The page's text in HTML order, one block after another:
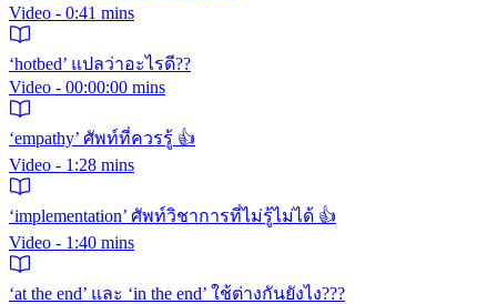
Video - 0:41 mins
‘hotbed’ แปลว่าอะไรดี??
Video - 00:00:00 mins
‘empathy’ ศัพท์ที่ควรรู้ 👍
Video - 1:28 mins
‘implementation’ ศัพท์วิชาการที่ไม่รู้ไม่ได้ 👍
Video - 1:40 mins
‘at the end’ และ ‘in the end’ ใช้ต่างกันยังไง???